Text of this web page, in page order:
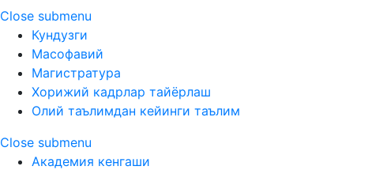
Close submenu
Кундузги
Масофавий
Магистратура
Хорижий кадрлар тайёрлаш
Олий таълимдан кейинги таълим
Close submenu
Академия кенгаши